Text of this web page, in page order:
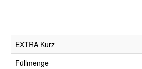
EXTRA Kurz
Füllmenge